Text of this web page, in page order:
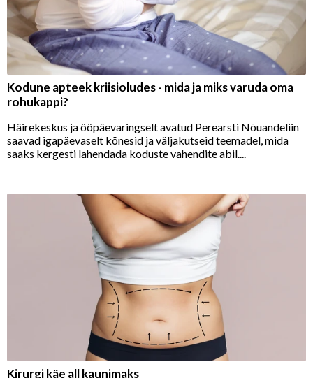
Kodune apteek kriisioludes - mida ja miks varuda oma
rohukappi?
Häirekeskus ja ööpäevaringselt avatud Perearsti Nõuandeliin
saavad igapäevaselt kõnesid ja väljakutseid teemadel, mida
saaks kergesti lahendada koduste vahendite abil....
Kirurgi käe all kaunimaks